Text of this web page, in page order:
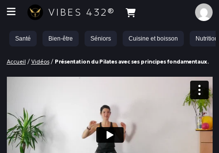
VIBES 432®
Santé Bien-être Séniors Cuisine et boisson Nutrition
Accueil / Vidéos/ Présentation du Pilates avec ses principes fondamentaux.